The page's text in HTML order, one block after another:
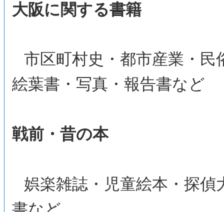
大阪に関する書籍
市区町村史・都市産業・民
絵葉書・写真・報告書など
戦前・昔の本
娯楽雑誌・児童絵本・探